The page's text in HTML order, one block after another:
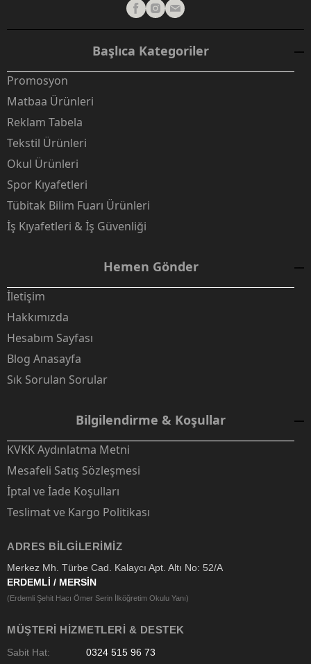
Başlıca Kategoriler
Promosyon
Matbaa Ürünleri
Reklam Tabela
Tekstil Ürünleri
Okul Ürünleri
Spor Kıyafetleri
Tübitak Bilim Fuarı Ürünleri
İş Kıyafetleri & İş Güvenliği
Hemen Gönder
İletişim
Hakkımızda
Hesabım Sayfası
Blog Anasayfa
Sık Sorulan Sorular
Bilgilendirme & Koşullar
KVKK Aydınlatma Metni
Mesafeli Satış Sözleşmesi
İptal ve İade Koşulları
Teslimat ve Kargo Politikası
ADRES BILGILERIMIZ
Merkez Mh. Türbe Cad. Kalaycı Apt. Altı No: 52/A
ERDEMLİ / MERSİN
(Erdemli Şehit Hacı Ömer Serin İlköğretim Okulu Yanı)
MÜŞTERI HIZMETLERI & DESTEK
Sabit Hat: 0324 515 96 73